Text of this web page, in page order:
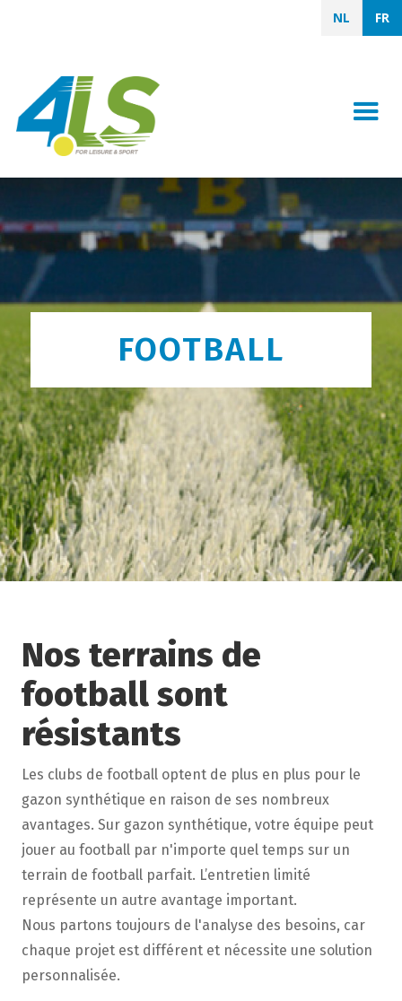
FR
NL
FOOTBALL
Nos terrains de
football sont
résistants
Les clubs de football optent de plus en plus pour le
gazon synthétique en raison de ses nombreux
avantages. Sur gazon synthétique, votre équipe peut
jouer au football par n'importe quel temps sur un
terrain de football parfait. L’entretien limité
représente un autre avantage important.
Nous partons toujours de l'analyse des besoins, car
chaque projet est différent et nécessite une solution
personnalisée.